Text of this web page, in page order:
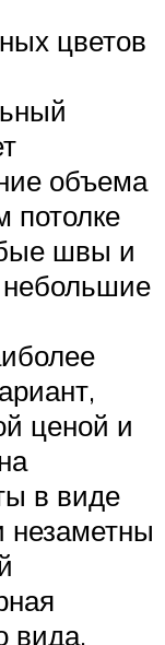
цветов
объема
потолке
швы и
ценой и
в виде
незаметны
вида.